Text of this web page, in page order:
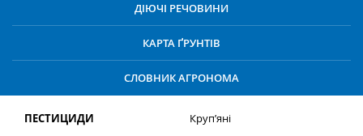
ДІЮЧІ РЕЧОВИНИ
КАРТА ҐРУНТІВ
СЛОВНИК АГРОНОМА
ПЕСТИЦИДИ
Круп’яні